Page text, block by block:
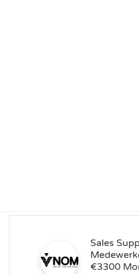
Sales
€3300